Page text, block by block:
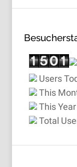
Users
This
This
Total